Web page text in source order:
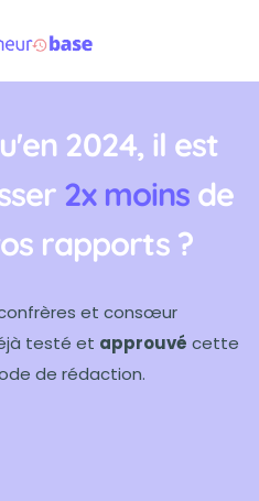
2024, il est
2x moins de
rapports ?
et consœur
testé et approuvé cette
de rédaction.